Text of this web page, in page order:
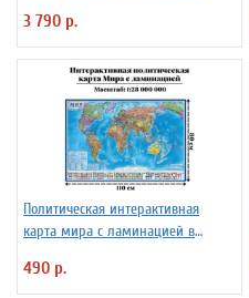
3 790 р.
Политическая интерактивная
карта мира с ламинацией в
490 р.